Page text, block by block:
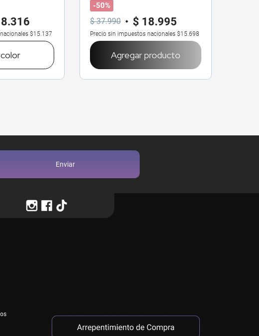
.316
$15.137
color
-50%
$ 37.990 $ 18.995
Precio sin impuestos nacionales $15.698
Agregar producto
Enviar